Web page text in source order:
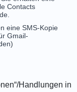
Contacts
eine SMS-Kopie
Gmail-
Handlungen in